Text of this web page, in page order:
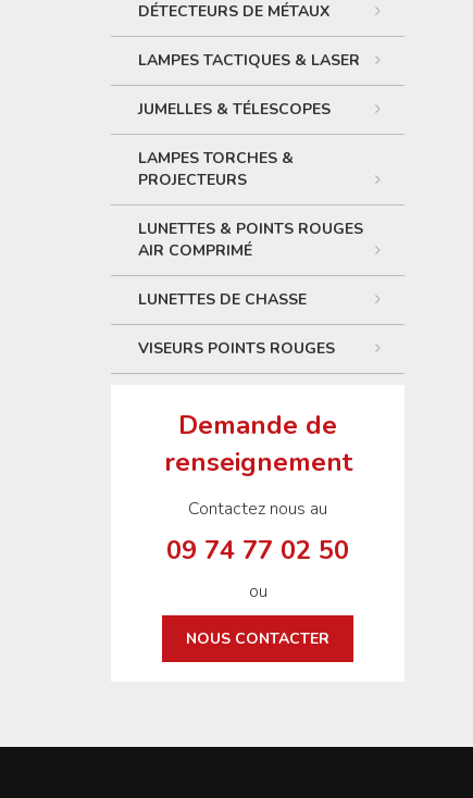
DÉTECTEURS DE MÉTAUX
LAMPES TACTIQUES & LASER
JUMELLES & TÉLESCOPES
LAMPES TORCHES &
PROJECTEURS
LUNETTES & POINTS ROUGES
AIR COMPRIMÉ
LUNETTES DE CHASSE
VISEURS POINTS ROUGES
Demande de
renseignement
Contactez nous au
09 74 77 02 50
ou
NOUS CONTACTER